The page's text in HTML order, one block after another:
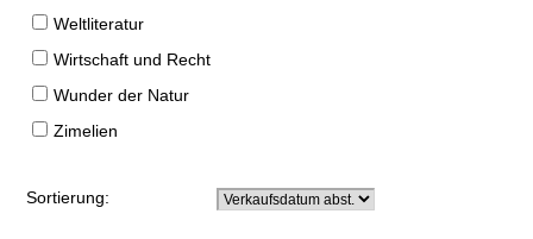
Weltliteratur
Wirtschaft und Recht
Wunder der Natur
Zimelien
Sortierung: